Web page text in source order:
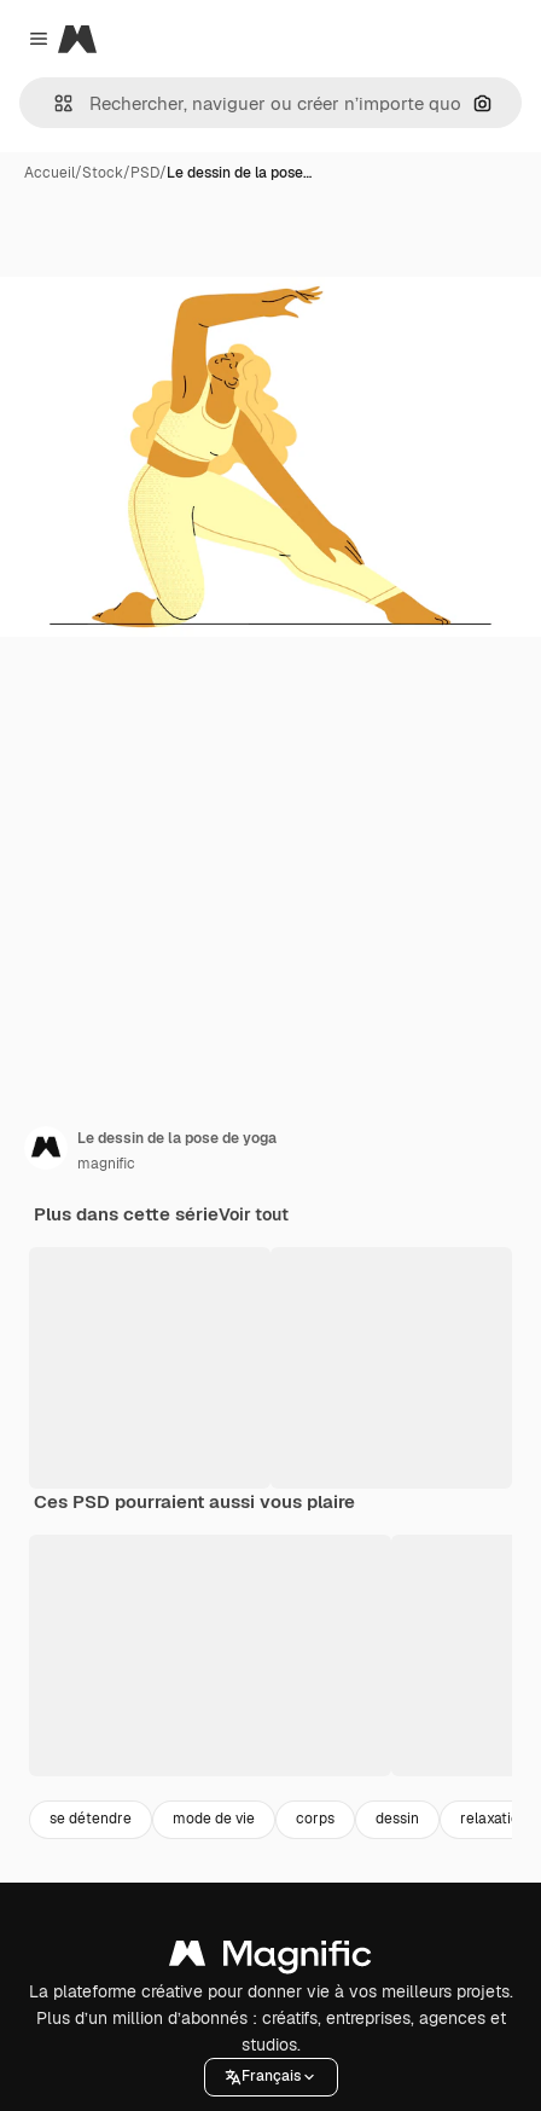
Close menu
Magnific
Accueil/Stock/PSD/Le dessin de la pose…
Le dessin de la pose de yoga
magnific
Plus dans cette sérieVoir tout
Ces PSD pourraient aussi vous plaire
se détendre mode de vie corps dessin relaxation
La plateforme créative pour donner vie à vos meilleurs projets.
Plus d’un million d’abonnés : créatifs, entreprises, agences et
studios.
Français